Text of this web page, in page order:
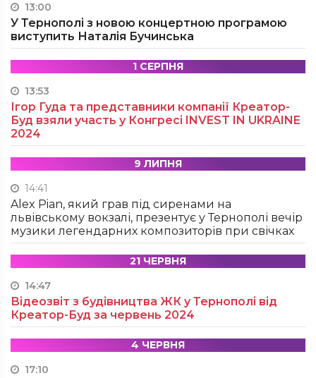
13:00
У Тернополі з новою концертною програмою
виступить Наталія Бучинська
1 СЕРПНЯ
13:53
Ігор Гуда та представники компанії Креатор-
Буд взяли участь у Конгресі INVEST IN UKRAINE
2024
9 ЛИПНЯ
14:41
Alex Pian, який грав під сиренами на
львівському вокзалі, презентує у Тернополі вечір
музики легендарних композиторів при свічках
21 ЧЕРВНЯ
14:47
Відеозвіт з будівництва ЖК у Тернополі від
Креатор-Буд за червень 2024
4 ЧЕРВНЯ
17:10